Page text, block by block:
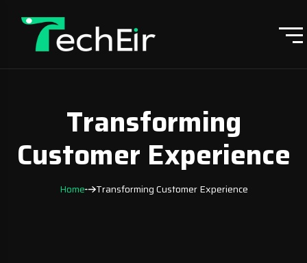
Transforming
Customer Experience
Home Transforming Customer Experience